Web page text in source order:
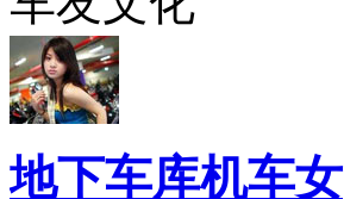
地下车库机车女